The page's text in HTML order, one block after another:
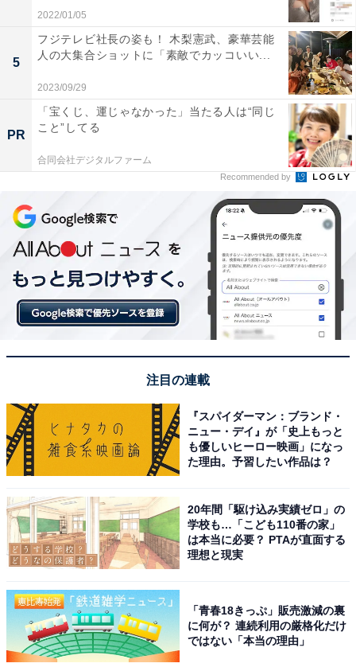
2022/01/05
5
フジテレビ社長の姿も！ 木梨憲武、豪華芸能
人の大集合ショットに「素敵でカッコいい...
2023/09/29
PR
「宝くじ、運じゃなかった」当たる人は“同じ
こと”してる
合同会社デジタルファーム
Recommended by
注目の連載
『スパイダーマン：ブランド・
ニュー・デイ』が「史上もっと
も優しいヒーロー映画」になっ
た理由。予習したい作品は？
20年間「駆け込み実績ゼロ」の
学校も…「こども110番の家」
は本当に必要？ PTAが直面する
理想と現実
「青春18きっぷ」販売激減の裏
に何が？ 連続利用の厳格化だけ
ではない「本当の理由」